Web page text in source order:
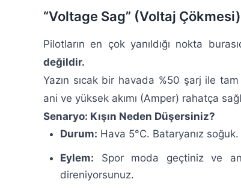
“Voltage Sag” (Voltaj
Pilotların en çok yanıldığı nokta
değildir.
Yazın sıcak bir havada %50 şarj ile
ani ve yüksek akımı (Amper) rahatça
Senaryo: Kışın Neden Düşersiniz?
Durum: Hava 5°C. Bataryanız soğuk.
Eylem: Spor moda geçtiniz ve
direniyorsunuz.